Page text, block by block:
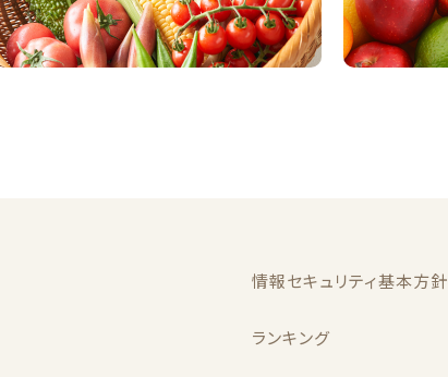
情報セキュリティ基本方針
ランキング